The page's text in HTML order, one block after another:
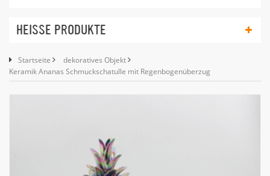
HEISSE PRODUKTE
Startseite
dekoratives Objekt
Keramik Ananas Schmuckschatulle mit Regenbogenüberzug